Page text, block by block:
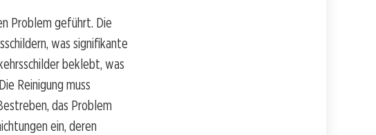
Problem geführt. Die
was signifikante
beklebt, was
Reinigung muss
das Problem
ein, deren